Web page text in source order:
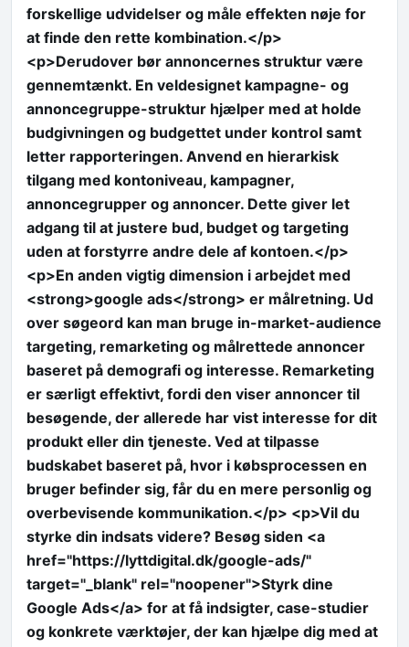
forskellige udvidelser og måle effekten nøje for
at finde den rette kombination.</p>
<p>Derudover bør annoncernes struktur være
gennemtænkt. En veldesignet kampagne- og
annoncegruppe-struktur hjælper med at holde
budgivningen og budgettet under kontrol samt
letter rapporteringen. Anvend en hierarkisk
tilgang med kontoniveau, kampagner,
annoncegrupper og annoncer. Dette giver let
adgang til at justere bud, budget og targeting
uden at forstyrre andre dele af kontoen.</p>
<p>En anden vigtig dimension i arbejdet med
<strong>google ads</strong> er målretning. Ud
over søgeord kan man bruge in-market-audience
targeting, remarketing og målrettede annoncer
baseret på demografi og interesse. Remarketing
er særligt effektivt, fordi den viser annoncer til
besøgende, der allerede har vist interesse for dit
produkt eller din tjeneste. Ved at tilpasse
budskabet baseret på, hvor i købsprocessen en
bruger befinder sig, får du en mere personlig og
overbevisende kommunikation.</p> <p>Vil du
styrke din indsats videre? Besøg siden <a
href="https://lyttdigital.dk/google-ads/"
target="_blank" rel="noopener">Styrk dine
Google Ads</a> for at få indsigter, case-studier
og konkrete værktøjer, der kan hjælpe dig med at